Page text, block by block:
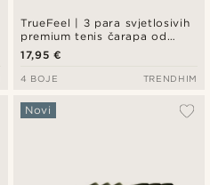
TrueFeel | 3 para svjetlosivih
premium tenis čarapa od
pamuka
17,95 €
4 BOJE TRENDHIM
Novi